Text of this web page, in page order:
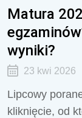
Matura
wyniki?
23 kwi 2026
Lipcowy
kliknięcie, od